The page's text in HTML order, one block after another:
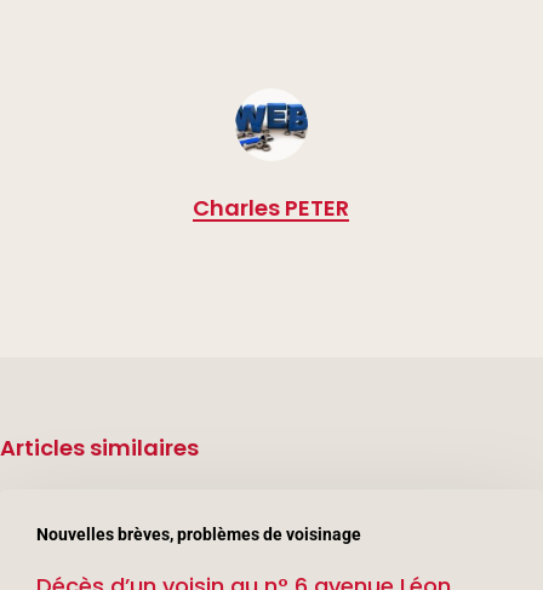
Charles PETER
Articles similaires
Nouvelles brèves, problèmes de voisinage
d’un
voisin